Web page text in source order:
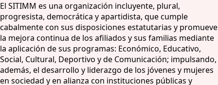
El SITIMM es una organización incluyente, plural,
progresista, democrática y apartidista, que cumple
cabalmente con sus disposiciones estatutarias y promueve
la mejora continua de los afiliados y sus familias mediante
la aplicación de sus programas: Económico, Educativo,
Social, Cultural, Deportivo y de Comunicación; impulsando,
además, el desarrollo y liderazgo de los jóvenes y mujeres
en sociedad y en alianza con instituciones públicas y